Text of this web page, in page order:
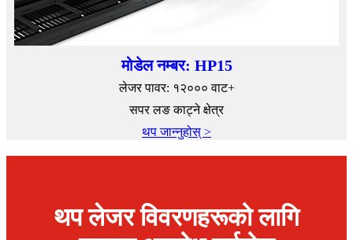
मोडेल नम्बर: HP15
लेजर पावर: १२००० वाट+
सपर लङ काट्ने क्षेत्र
थप जान्नुहोस् >
थप लेजर विवरणहरूको लागि